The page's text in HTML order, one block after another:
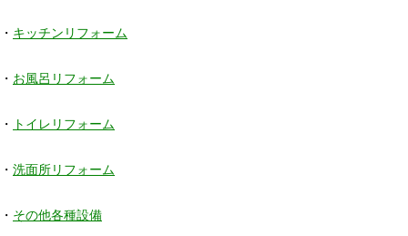
・ キッチンリフォーム
・ お風呂リフォーム
・ トイレリフォーム
・ 洗面所リフォーム
・ その他各種設備